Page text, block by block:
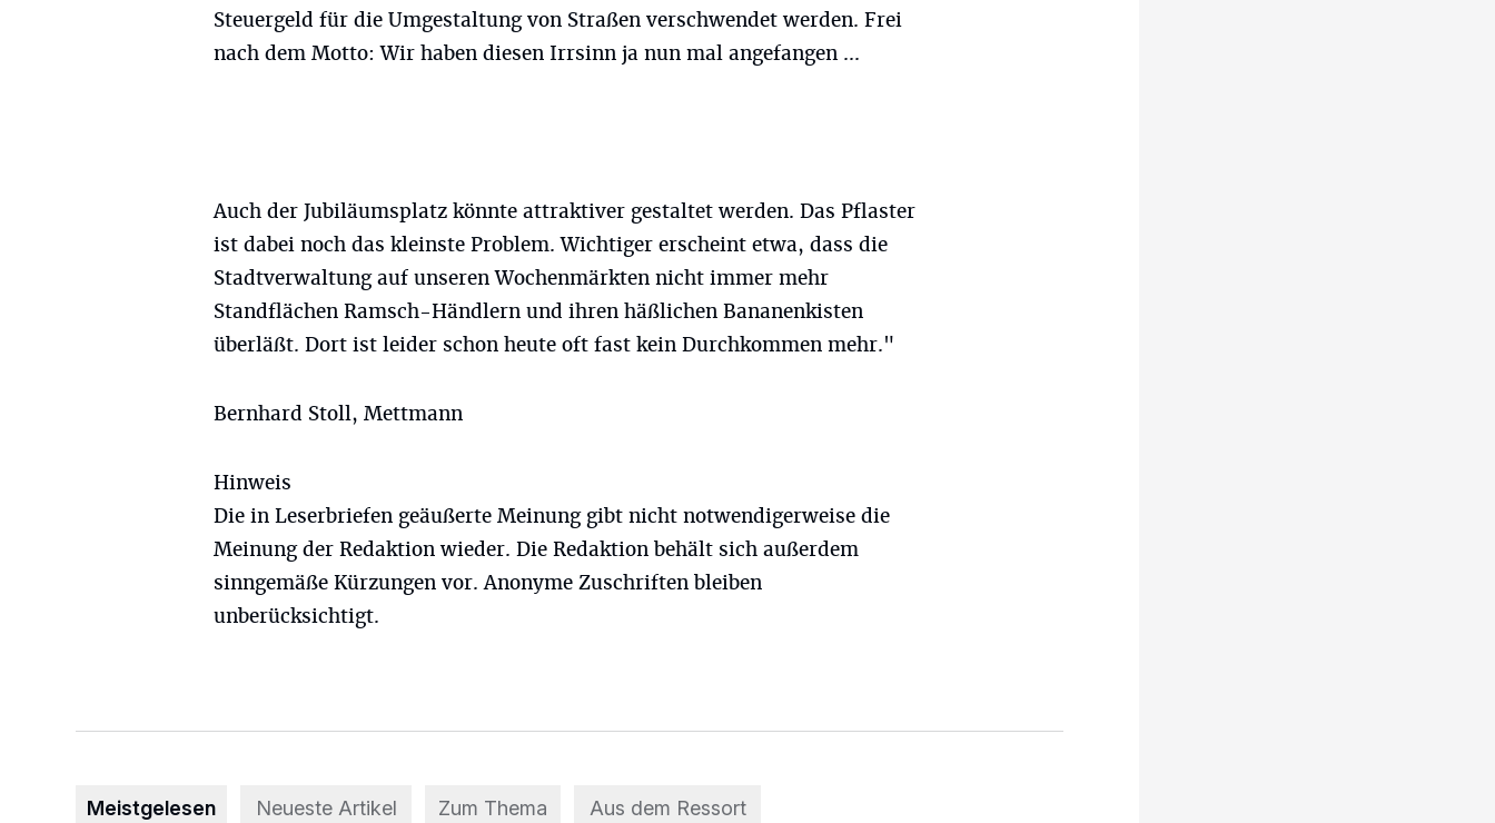
Steuergeld für die Umgestaltung von Straßen verschwendet werden. Frei
nach dem Motto: Wir haben diesen Irrsinn ja nun mal angefangen ...
Auch der Jubiläumsplatz könnte attraktiver gestaltet werden. Das Pflaster
ist dabei noch das kleinste Problem. Wichtiger erscheint etwa, dass die
Stadtverwaltung auf unseren Wochenmärkten nicht immer mehr
Standflächen Ramsch-Händlern und ihren häßlichen Bananenkisten
überläßt. Dort ist leider schon heute oft fast kein Durchkommen mehr."
Bernhard Stoll, Mettmann
Hinweis
Die in Leserbriefen geäußerte Meinung gibt nicht notwendigerweise die
Meinung der Redaktion wieder. Die Redaktion behält sich außerdem
sinngemäße Kürzungen vor. Anonyme Zuschriften bleiben
unberücksichtigt.
Meistgelesen Neueste Artikel Zum Thema Aus dem Ressort